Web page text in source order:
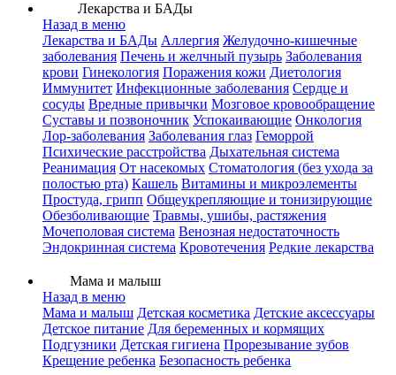
Лекарства и БАДы
Назад в меню
Лекарства и БАДы Аллергия Желудочно-кишечные
заболевания Печень и желчный пузырь Заболевания
крови Гинекология Поражения кожи Диетология
Иммунитет Инфекционные заболевания Сердце и
сосуды Вредные привычки Мозговое кровообращение
Суставы и позвоночник Успокаивающие Онкология
Лор-заболевания Заболевания глаз Геморрой
Психические расстройства Дыхательная система
Реанимация От насекомых Стоматология (без ухода за
полостью рта) Кашель Витамины и микроэлементы
Простуда, грипп Общеукрепляющие и тонизирующие
Обезболивающие Травмы, ушибы, растяжения
Мочеполовая система Венозная недостаточность
Эндокринная система Кровотечения Редкие лекарства
Мама и малыш
Назад в меню
Мама и малыш Детская косметика Детские аксессуары
Детское питание Для беременных и кормящих
Подгузники Детская гигиена Прорезывание зубов
Крещение ребенка Безопасность ребенка